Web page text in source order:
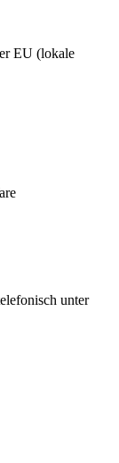
EU (lokale
unter